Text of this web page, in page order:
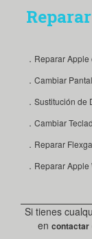
．Reparar
．Cambiar
．Sustitución de
．Cambiar
．Reparar
．Reparar Apple
Si tienes
en contactar